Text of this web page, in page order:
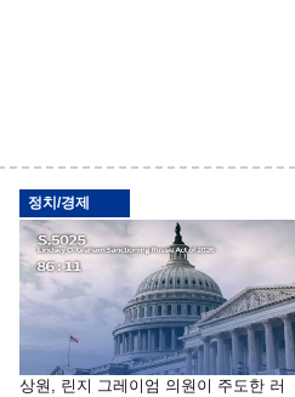
정치/경제
상원, 린지 그레이엄 의원이 주도한 러